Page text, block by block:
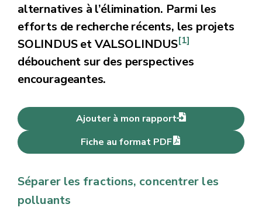
alternatives à l’élimination. Parmi les
efforts de recherche récents, les projets
SOLINDUS et VALSOLINDUS[1]
débouchent sur des perspectives
encourageantes.
Ajouter à mon rapport
Fiche au format PDF
Séparer les fractions, concentrer les
polluants